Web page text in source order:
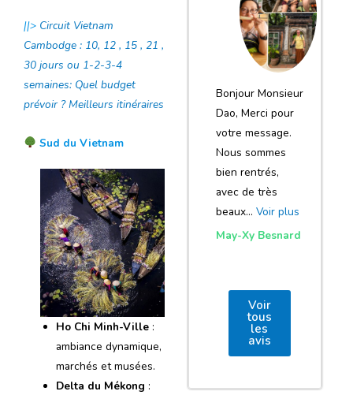
||> Circuit Vietnam
Cambodge : 10, 12 , 15 , 21 ,
30 jours ou 1-2-3-4
semaines: Quel budget
prévoir ? Meilleurs itinéraires
Sud du Vietnam
Ho Chi Minh-Ville :
ambiance dynamique,
marchés et musées.
Delta du Mékong :
notre voyage
et de votre
agence
Bonjour Monsieur
Dao, Merci pour
votre message.
Nous sommes
bien rentrés,
avec de très
beaux… Voir plus
May-Xy Besnard
Voir
tous
les
avis